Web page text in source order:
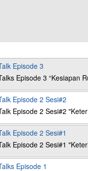
Episode 3
Episode 3
Episode 2 Sesi#2
Episode 2 Sesi#2
Episode 2 Sesi#1
Episode 2 Sesi#1
Episode 1